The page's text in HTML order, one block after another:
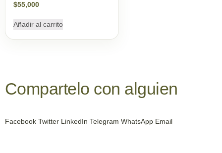
$55,000
Añadir al carrito
Compartelo con alguien
Facebook Twitter LinkedIn Telegram WhatsApp Email